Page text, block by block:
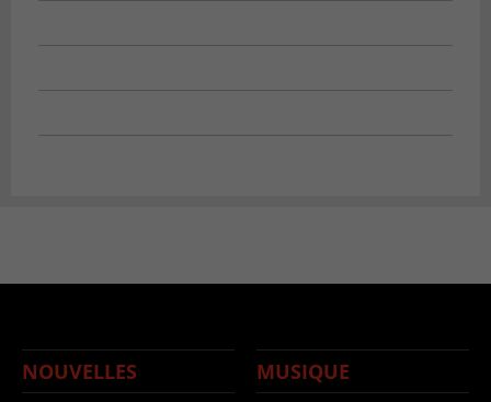
NOUVELLES MUSIQUE